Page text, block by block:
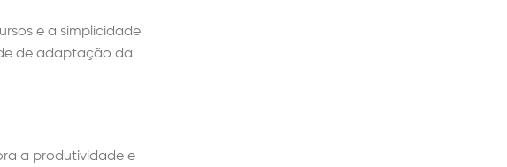
e a simplicidade
de adaptação da
a produtividade e